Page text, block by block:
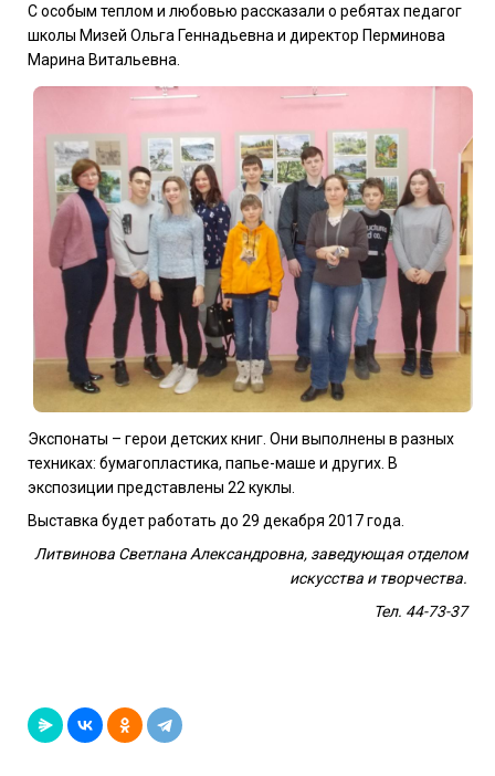
С особым теплом и любовью рассказали о ребятах педагог
школы Мизей Ольга Геннадьевна и директор Перминова
Марина Витальевна.
Экспонаты – герои детских книг. Они выполнены в разных
техниках: бумагопластика, папье-маше и других. В
экспозиции представлены 22 куклы.
Выставка будет работать до 29 декабря 2017 года.
Литвинова Светлана Александровна, заведующая отделом
искусства и творчества.
Тел. 44-73-37